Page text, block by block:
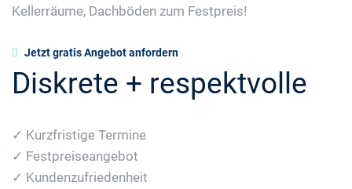
Kellerräume, Dachböden zum Festpreis!
Jetzt gratis Angebot anfordern
Diskrete + respektvolle
✓ Kurzfristige Termine
✓ Festpreiseangebot
✓ Kundenzufriedenheit